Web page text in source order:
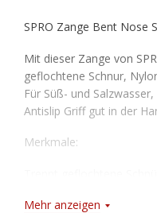
SPRO Zange Bent Nose
Mit dieser Zange von
geflochtene Schnur,
Für Süß- und
Antislip Griff gut in der
Merkmale:
Mehr anzeigen